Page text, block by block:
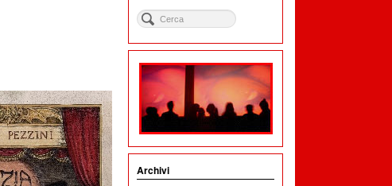
Archivi